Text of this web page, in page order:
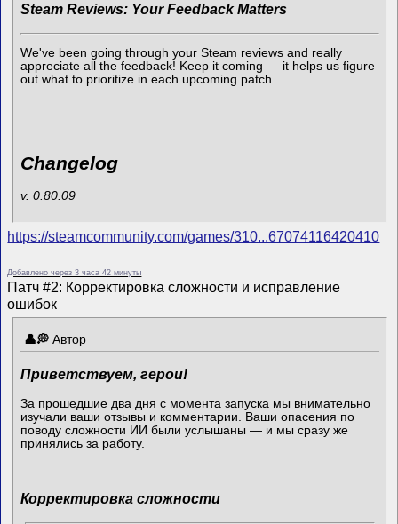
Steam Reviews: Your Feedback Matters
We've been going through your Steam reviews and really
appreciate all the feedback! Keep it coming — it helps us figure
out what to prioritize in each upcoming patch.
Changelog
v. 0.80.09
https://steamcommunity.com/games/310...67074116420410
Добавлено через 3 часа 42 минуты
Патч #2: Корректировка сложности и исправление
ошибок
Автор
Приветствуем, герои!
За прошедшие два дня с момента запуска мы внимательно
изучали ваши отзывы и комментарии. Ваши опасения по
поводу сложности ИИ были услышаны — и мы сразу же
принялись за работу.
Корректировка сложности